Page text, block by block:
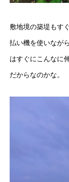
敷地境の築堤もす
払い機を使いなが
はすぐにこんなに
だからなのかな。